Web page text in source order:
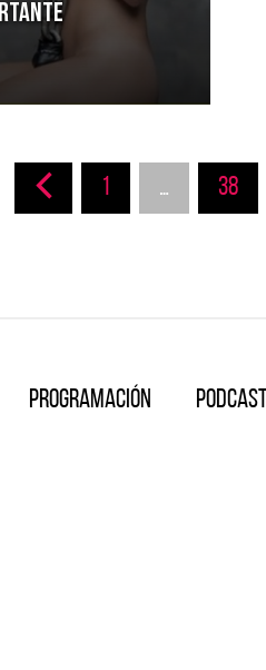
1 … 38
Programación Podcast